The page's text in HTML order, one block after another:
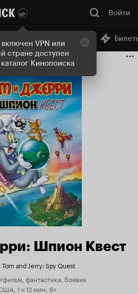
включен VPN или
стране доступен
Кинопоиска
Войти
Онлайн-кинотеатр
Шпион Квест
Tom and Jerry: Spy Quest
фантастика, боевик
1 ч 12 мин, 6+